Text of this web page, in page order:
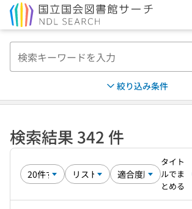
絞り込み条件
検索結果 342 件
タイト
ルでま
とめる